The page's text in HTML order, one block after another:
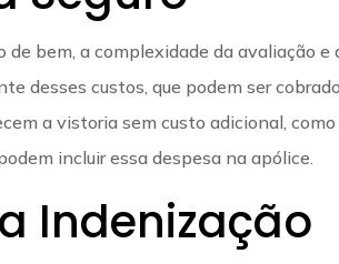
bem, a complexidade da avaliação e
desses custos, que podem ser
a vistoria sem custo adicional, como
incluir essa despesa na apólice.
Indenização